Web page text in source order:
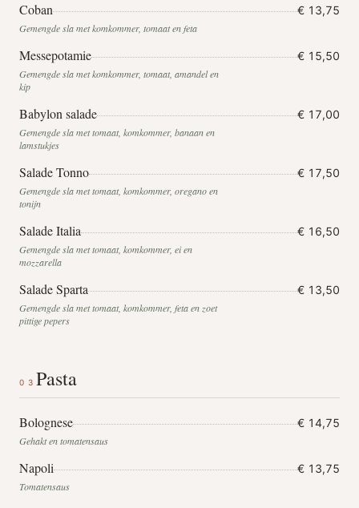
Coban € 13,75
Gemengde sla met komkommer, tomaat en feta
Messepotamie € 15,50
Gemengde sla met komkommer, tomaat, amandel en
kip
Babylon salade € 17,00
Gemengde sla met tomaat, komkommer, banaan en
lamstukjes
Salade Tonno € 17,50
Gemengde sla met tomaat, komkommer, oregano en
tonijn
Salade Italia € 16,50
Gemengde sla met tomaat, komkommer, ei en
mozzarella
Salade Sparta € 13,50
Gemengde sla met tomaat, komkommer, feta en zoet
pittige pepers
03 Pasta
Bolognese € 14,75
Gehakt en tomatensaus
Napoli € 13,75
Tomatensaus